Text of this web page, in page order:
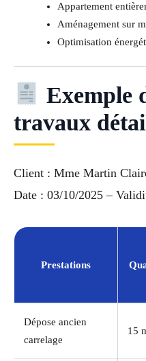
Appartement
Aménagement sur
Optimisation
Exemple
travaux
Client : Mme Martin
Date : 03/10/2025 –
Prestations
Dépose ancien
carrelage
15